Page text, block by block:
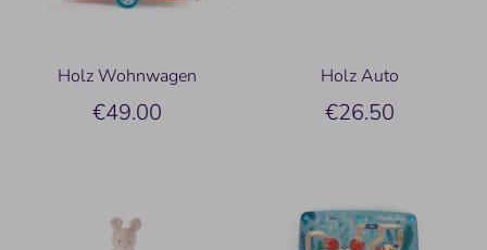
Holz Wohnwagen
€49.00
Holz Auto
€26.50